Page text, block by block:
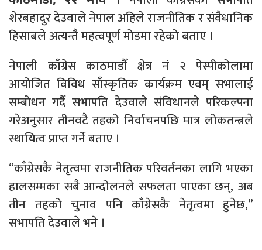
शेरबहादुर देउवाले नेपाल अहिले राजनीतिक र संवैधानिक
हिसाबले अत्यन्तै महत्वपूर्ण मोडमा रहेको बताए ।
नेपाली काँग्रेस काठमाडौँ क्षेत्र नंं २ पेस्पीकोलामा
आयोजित विविध साँस्कृतिक कार्यक्रम एवम् सभालाई
सम्बोधन गर्दै सभापति देउवाले संविधानले परिकल्पना
गरेअनुसार तीनवटै तहको निर्वाचनपछि मात्र लोकतन्त्रले
स्थायित्व प्राप्त गर्ने बताए ।
“काँग्रेसकै नेतृत्वमा राजनीतिक परिवर्तनका लागि भएका
हालसम्मका सबै आन्दोलनले सफलता पाएका छन्, अब
तीन तहको चुनाव पनि काँग्रेसकै नेतृत्वमा हुनेछ,”
सभापति देउवाले भने ।